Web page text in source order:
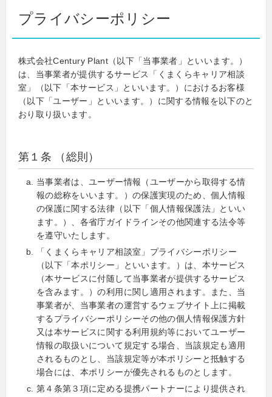
プライバシーポリシー
株式会社Century Plant（以下「当事業者」といいます。）
は、当事業者が提供するサービス「くまくらキャリア相談
室」（以下「本サービス」といいます。）におけるお客様
（以下「ユーザー」といいます。）に関する情報を以下のと
おり取り扱います。
第１条 （総則）
当事業者は、ユーザー情報（ユーザーから取得する情
報の総称をいいます。）の保護実現のため、個人情報
の保護に関する法律（以下「個人情報保護法」といい
ます。）、各省庁ガイドラインその他関連する法令等
を遵守いたします。
「くまくらキャリア相談室」プライバシーポリシー
（以下「本ポリシー」といいます。）は、本サービス
（本サービスに付随して当事業者が提供するサービス
を含みます。）の利用に関し適用されます。また、当
事業者が、当事業者の運営するウェブサイト上に掲載
するプライバシーポリシーその他の個人情報保護方針
又は本サービスに関する利用規約等においてユーザー
情報の取扱いについて規定する場合、当該規定も適用
されるものとし、当該規定等が本ポリシーと抵触する
場合には、本ポリシーが優先されるものとします。
第４条第３項に定める提携パートナーにより提供され